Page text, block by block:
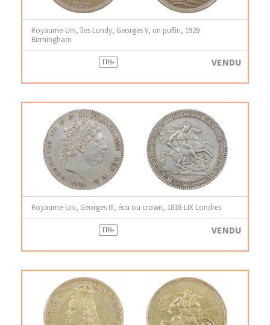
Royaume-Uni, îles Lundy, Georges V, un puffin, 1929
Birmingham
TTB+ VENDU
Royaume-Uni, Georges III, écu ou crown, 1818-LIX Londres
TTB+ VENDU